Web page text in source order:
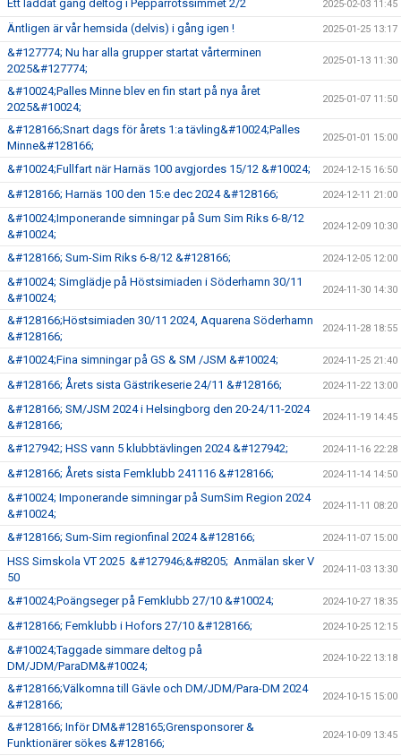
Ett laddat gäng deltog i Pepparrotssimmet 2/2 2025-02-03 11:45
Äntligen är vår hemsida (delvis) i gång igen ! 2025-01-25 13:17
&#127774; Nu har alla grupper startat vårterminen
2025&#127774;
2025-01-13 11:30
&#10024;Palles Minne blev en fin start på nya året
2025&#10024;
2025-01-07 11:50
&#128166;Snart dags för årets 1:a tävling&#10024;Palles
Minne&#128166;
2025-01-01 15:00
&#10024;Fullfart när Harnäs 100 avgjordes 15/12 &#10024; 2024-12-15 16:50
&#128166; Harnäs 100 den 15:e dec 2024 &#128166; 2024-12-11 21:00
&#10024;Imponerande simningar på Sum Sim Riks 6-8/12
&#10024;
2024-12-09 10:30
&#128166; Sum-Sim Riks 6-8/12 &#128166; 2024-12-05 12:00
&#10024; Simglädje på Höstsimiaden i Söderhamn 30/11
&#10024;
2024-11-30 14:30
&#128166;Höstsimiaden 30/11 2024, Aquarena Söderhamn
&#128166;
2024-11-28 18:55
&#10024;Fina simningar på GS & SM /JSM &#10024; 2024-11-25 21:40
&#128166; Årets sista Gästrikeserie 24/11 &#128166; 2024-11-22 13:00
&#128166; SM/JSM 2024 i Helsingborg den 20-24/11-2024
&#128166;
2024-11-19 14:45
&#127942; HSS vann 5 klubbtävlingen 2024 &#127942; 2024-11-16 22:28
&#128166; Årets sista Femklubb 241116 &#128166; 2024-11-14 14:50
&#10024; Imponerande simningar på SumSim Region 2024
&#10024;
2024-11-11 08:20
&#128166; Sum-Sim regionfinal 2024 &#128166; 2024-11-07 15:00
HSS Simskola VT 2025 &#127946;&#8205; Anmälan sker V
50
2024-11-03 13:30
&#10024;Poängseger på Femklubb 27/10 &#10024; 2024-10-27 18:35
&#128166; Femklubb i Hofors 27/10 &#128166; 2024-10-25 12:15
&#10024;Taggade simmare deltog på
DM/JDM/ParaDM&#10024;
2024-10-22 13:18
&#128166;Välkomna till Gävle och DM/JDM/Para-DM 2024
&#128166;
2024-10-15 15:00
&#128166; Inför DM&#128165;Grensponsorer &
Funktionärer sökes &#128166;
2024-10-09 13:45